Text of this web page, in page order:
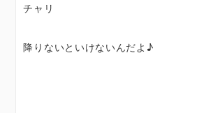
チャリ
降りないといけないんだよ♪